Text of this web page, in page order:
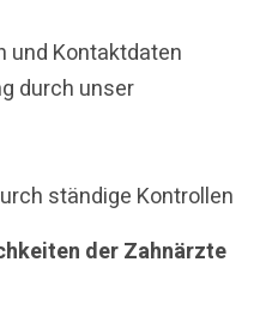
und Kontaktdaten
durch unser
ständige Kontrollen
der Zahnärzte